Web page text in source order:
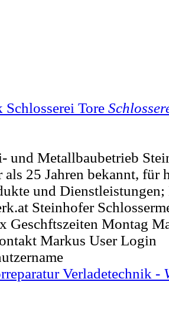
Tore
und Metallbaubetrieb
als 25 Jahren bekannt, für
und Dienstleistungen;
Steinhofer
Geschftszeiten Montag
Markus User Login
Verladetechnik -